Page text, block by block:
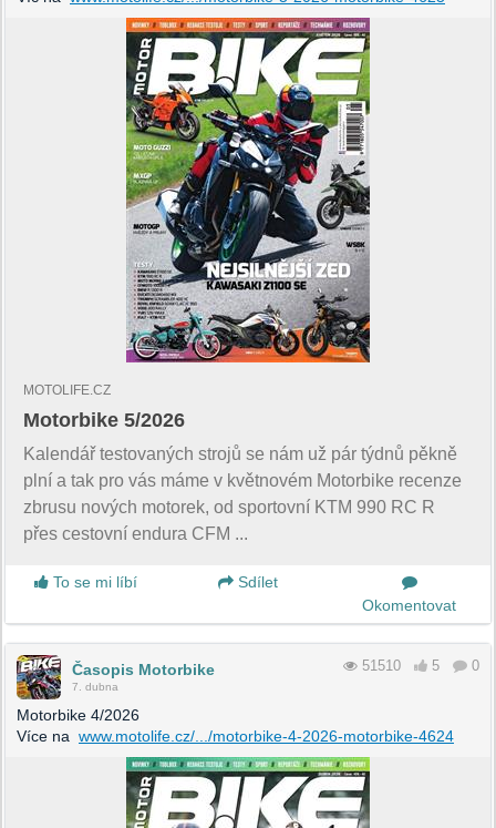
MOTOLIFE.CZ
Motorbike 5/2026
Kalendář testovaných strojů se nám už pár týdnů pěkně
plní a tak pro vás máme v květnovém Motorbike recenze
zbrusu nových motorek, od sportovní KTM 990 RC R
přes cestovní endura CFM ...
To se mi líbí
Sdílet
Okomentovat
Časopis Motorbike
7. dubna
51510 5 0
Motorbike 4/2026
Více na www.motolife.cz/.../motorbike-4-2026-motorbike-4624